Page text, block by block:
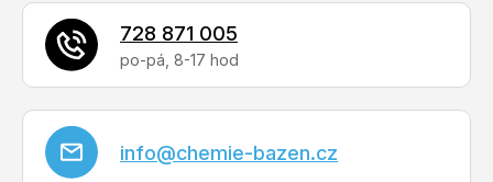
info@chemie-bazen.cz
728 871 005